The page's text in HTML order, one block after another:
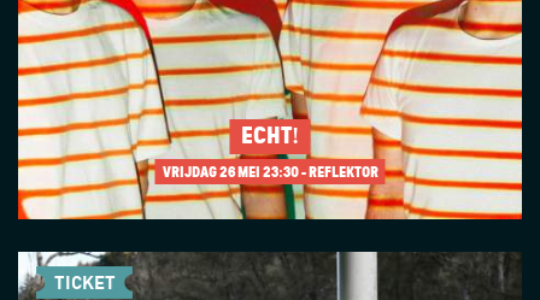
ECHT!
VRIJDAG 26 MEI 23:30 - REFLEKTOR
TICKET